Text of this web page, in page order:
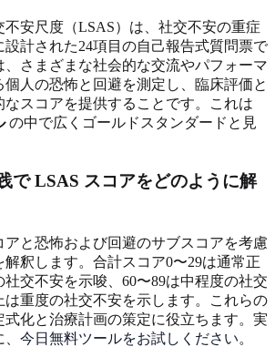
不安尺度（LSAS）は、社交不安の重症
設計された24項目の自己報告式質問票で
さまざまな社会的な交流やパフォーマ
個人の恐怖と回避を測定し、臨床評価と
スコアを提供することです。これは
の中で広くゴールドスタンダードと見
で LSAS スコアをどのように解
と恐怖および回避のサブスコアを考慮
解釈します。合計スコア0〜29は通常正
社交不安を示唆、60〜89は中程度の社交
は重度の社交不安を示します。これらの
式化と治療計画の策定に役立ちます。実
今日無料ツールをお試しください。